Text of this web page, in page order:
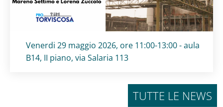
Titolo card :
Venerdi 29 maggio 2026, ore 11:00-13:00 - aula
B14, II piano, via Salaria 113
TUTTE LE NEWS